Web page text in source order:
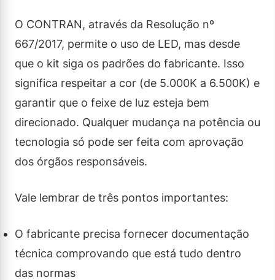
O CONTRAN, através da Resolução nº
667/2017, permite o uso de LED, mas desde
que o kit siga os padrões do fabricante. Isso
significa respeitar a cor (de 5.000K a 6.500K) e
garantir que o feixe de luz esteja bem
direcionado. Qualquer mudança na potência ou
tecnologia só pode ser feita com aprovação
dos órgãos responsáveis.
Vale lembrar de três pontos importantes:
O fabricante precisa fornecer documentação
técnica comprovando que está tudo dentro
das normas